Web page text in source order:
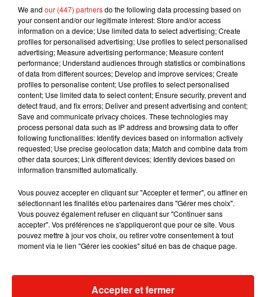
#PlantesToxiqueset plantes comestibles.
A cette période, soyez vigilants lors de la cueillette d’ail des
ours, à ne pas confondre avec le#colchique.
�~�https://t.co/Uyj7nOZeL9pic.twitter.com/lWrlTsPB8B
— Anses (@Anses_fr)May 5, 2020
Musique
7 août 2026
album après sa tournée mondiale
collaboration tant attendue
We and our (447) partnersdo the following data processing based on
your consent and/or our legitimate interest: Store and/or access
information on a device; Use limited data to select advertising; Create
profiles for personalised advertising; Use profiles to select personalised
advertising; Measure advertising performance; Measure content
performance; Understand audiences through statistics or combinations
of data from different sources; Develop and improve services; Create
profiles to personalise content; Use profiles to select personalised
content; Use limited data to select content; Ensure security, prevent and
detect fraud, and fix errors; Deliver and present advertising and content;
Save and communicate privacy choices. These technologies may
process personal data such as IP address and browsing data to offer
following functionalities: Identify devices based on information actively
requested; Use precise geolocation data; Match and combine data from
other data sources; Link different devices; Identify devices based on
information transmitted automatically.
Vous pouvez accepter en cliquant sur "Accepter et fermer", ou affiner en
sélectionnant les finalités et/ou partenaires dans "Gérer mes choix".
Vous pouvez également refuser en cliquant sur "Continuer sans
accepter". Vos préférences ne s'appliqueront que pour ce site. Vous
pouvez mettre à jour vos choix, ou retirer votre consentement à tout
moment via le lien "Gérer les cookies" situé en bas de chaque page.
Accepter et fermer